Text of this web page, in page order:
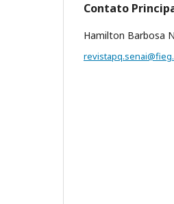
Contato
Hamilton Barbosa